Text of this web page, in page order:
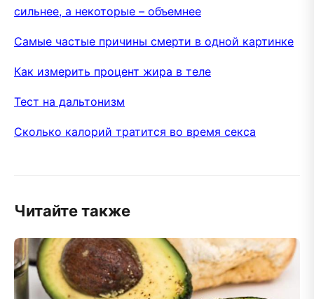
сильнее, а некоторые – объемнее
Самые частые причины смерти в одной картинке
Как измерить процент жира в теле
Тест на дальтонизм
Сколько калорий тратится во время секса
Читайте также